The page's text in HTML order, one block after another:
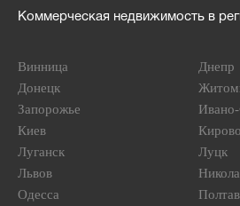
Коммерческая недвижимость в
Винница
Днепр
Донецк
Запорожье
Киев
Луганск
Луцк
Львов
Одесса